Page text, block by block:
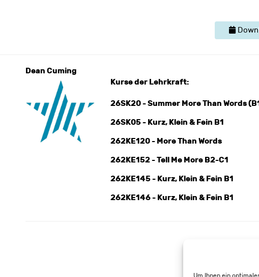
Um Ihnen ein
Dean Cuming
Kurse der Lehrkraft:
26SK20 - Summer More Than Words
26SK05 - Kurz, Klein & Fein B1
262KE120 - More Than Words
262KE152 - Tell Me More B2-C1
262KE145 - Kurz, Klein & Fein B1
262KE146 - Kurz, Klein & Fein B1